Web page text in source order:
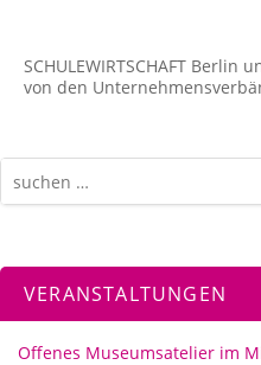
SCHULEWIRTSCHAFT
von den
VERANSTALTUNGEN
Offenes Museumsatelier im